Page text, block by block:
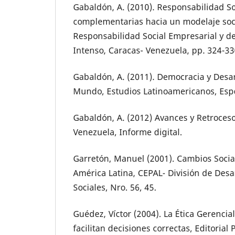
Gabaldón, A. (2010). Responsabilidad
complementarias hacia un modelaje
Responsabilidad Social Empresarial y
Intenso, Caracas- Venezuela, pp. 324-
Gabaldón, A. (2011). Democracia y
Mundo, Estudios Latinoamericanos,
Gabaldón, A. (2012) Avances y
Venezuela, Informe digital.
Garretón, Manuel (2001). Cambios
América Latina, CEPAL- División de
Sociales, Nro. 56, 45.
Guédez, Víctor (2004). La Ética
facilitan decisiones correctas, Editorial